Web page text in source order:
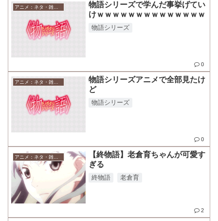
アニメ：ネタ・雑談・ニュース
物語シリーズで学んだ事挙げてい
けｗｗｗｗｗｗｗｗｗｗｗｗｗｗ
物語シリーズ
0
アニメ：ネタ・雑談・ニュース
物語シリーズアニメで全部見たけ
ど
物語シリーズ
0
アニメ：ネタ・雑談・ニュース
【終物語】老倉育ちゃんが可愛す
ぎる
終物語 老倉育
2